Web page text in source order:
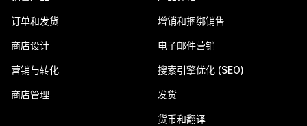
订单和发货
商店设计
营销与转化
商店管理
增销和捆绑销售
电子邮件营销
搜索引擎优化 (SEO)
发货
货币和翻译